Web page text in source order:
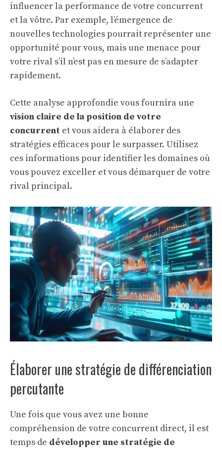
influencer la performance de votre concurrent
et la vôtre. Par exemple, l’émergence de
nouvelles technologies pourrait représenter une
opportunité pour vous, mais une menace pour
votre rival s’il n’est pas en mesure de s’adapter
rapidement.
Cette analyse approfondie vous fournira une
vision claire de la position de votre
concurrent et vous aidera à élaborer des
stratégies efficaces pour le surpasser. Utilisez
ces informations pour identifier les domaines où
vous pouvez exceller et vous démarquer de votre
rival principal.
Élaborer une stratégie de différenciation
percutante
Une fois que vous avez une bonne
compréhension de votre concurrent direct, il est
temps de développer une stratégie de